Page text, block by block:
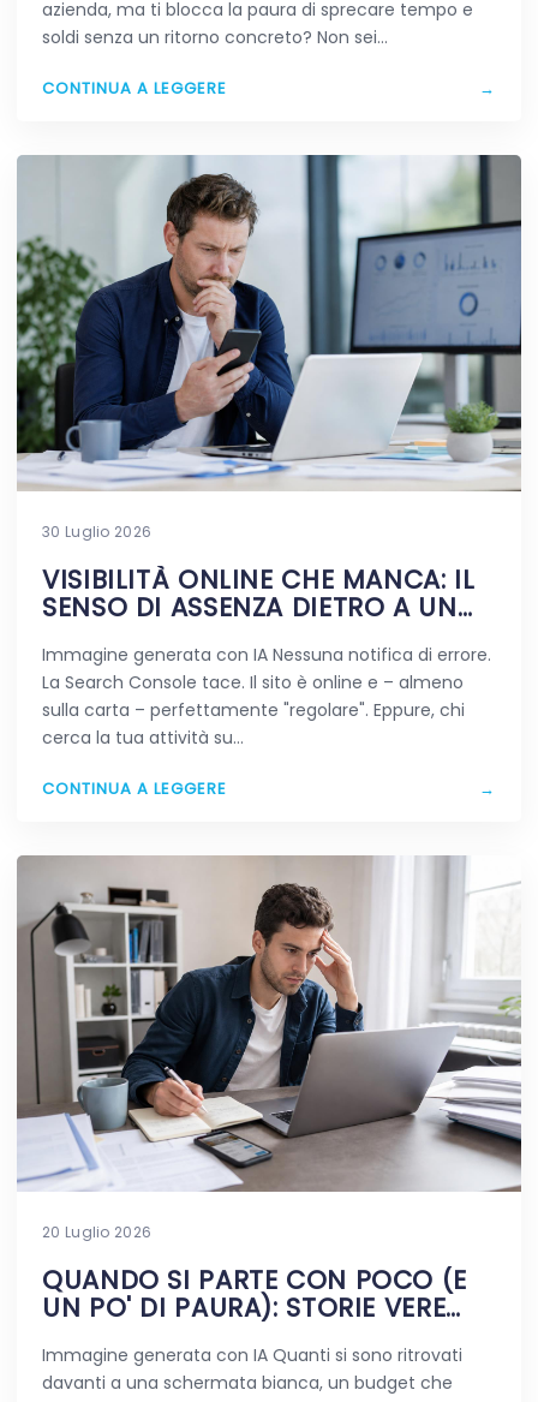
azienda, ma ti blocca la paura di sprecare tempo e
soldi senza un ritorno concreto? Non sei…
CONTINUA A LEGGERE →
30 Luglio 2026
VISIBILITÀ ONLINE CHE MANCA: IL
SENSO DI ASSENZA DIETRO A UN
Immagine generata con IA Nessuna notifica di errore.
La Search Console tace. Il sito è online e – almeno
sulla carta – perfettamente "regolare". Eppure, chi
cerca la tua attività su…
CONTINUA A LEGGERE →
20 Luglio 2026
QUANDO SI PARTE CON POCO (E
UN PO' DI PAURA): STORIE VERE
Immagine generata con IA Quanti si sono ritrovati
davanti a una schermata bianca, un budget che